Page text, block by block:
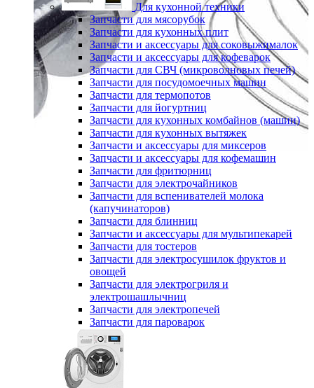
Для кухонной техники
Запчасти для мясорубок
Запчасти для кухонных плит
Запчасти и аксессуары для соковыжималок
Запчасти и аксессуары для кофеварок
Запчасти для СВЧ (микроволновых печей)
Запчасти для посудомоечных машин
Запчасти для термопотов
Запчасти для йогуртниц
Запчасти для кухонных комбайнов (машин)
Запчасти для кухонных вытяжек
Запчасти и аксессуары для миксеров
Запчасти и аксессуары для кофемашин
Запчасти для фритюрниц
Запчасти для электрочайников
Запчасти для вспенивателей молока
(капучинаторов)
Запчасти для блинниц
Запчасти и аксессуары для мультипекарей
Запчасти для тостеров
Запчасти для электросушилок фруктов и
овощей
Запчасти для электрогриля и
электрошашлычниц
Запчасти для электропечей
Запчасти для пароварок